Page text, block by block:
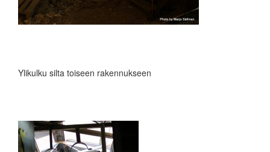
Ylikulku silta toiseen rakennukseen